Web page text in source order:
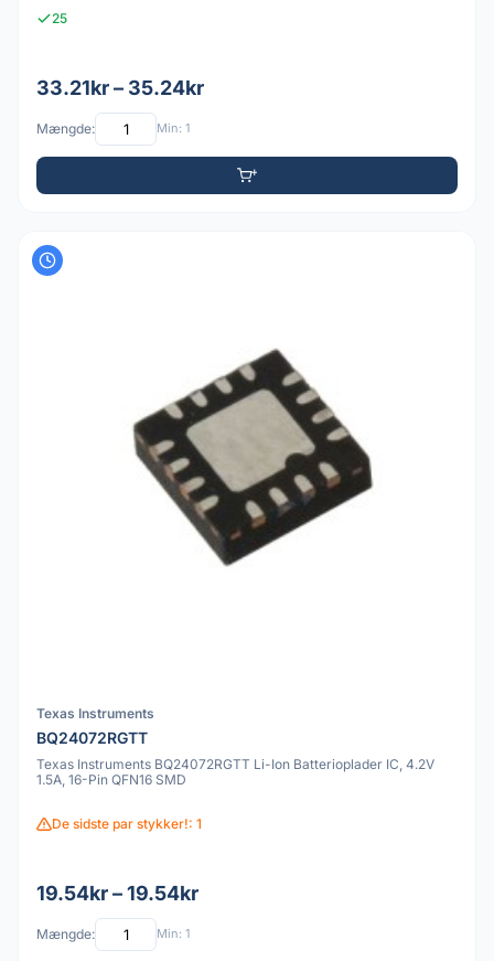
25
33.21kr – 35.24kr
Mængde: Min: 1
Texas Instruments
BQ24072RGTT
Texas Instruments BQ24072RGTT Li-Ion Batterioplader IC, 4.2V
1.5A, 16-Pin QFN16 SMD
De sidste par stykker!: 1
19.54kr – 19.54kr
Mængde: Min: 1